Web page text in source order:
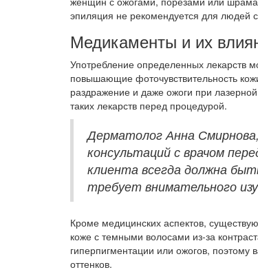
эпиляция не рекомендуется для людей
Медикаменты и их
Употребление определенных лекарств
повышающие фоточувствительность
раздражение и даже ожоги при
таких лекарств перед процедурой.
Дерматолог Анна
консультаций с врачом
клиента всегда должна
требует внимательного
Кроме медицинских аспектов,
коже с темными волосами из-за
гиперпигментации или ожогов,
оттенков.